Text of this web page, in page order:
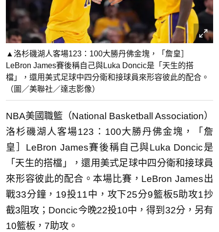
▲洛杉磯湖人客場123：100大勝丹佛金塊，「詹皇］
LeBron James賽後稱自己與Luka Doncic是「天生的搭
檔」，還用美式足球中四分衛和接球員來形容彼此的配合。
（圖／美聯社／達志影像）
NBA美國職籃（National Basketball Association）
洛杉磯湖人客場123：100大勝丹佛金塊，「詹
皇］LeBron James賽後稱自己與Luka Doncic是
「天生的搭檔」，還用美式足球中四分衛和接球員
來形容彼此的配合。本場比賽，LeBron James出
戰33分鐘，19投11中，攻下25分9籃板5助攻1抄
截3阻攻；Doncic今晚22投10中，得到32分，另有
10籃板，7助攻。